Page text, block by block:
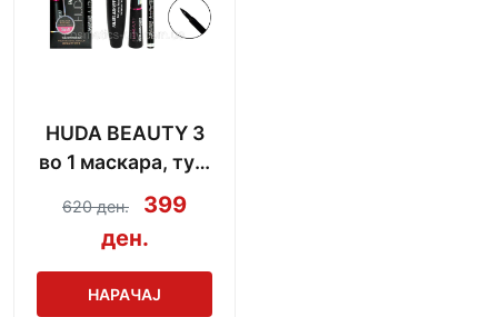
HUDA BEAUTY 3
во 1 маскара, туш
и моливче за веѓи
(водоотпорни)
620 ден.
399
ден.
НАРАЧАЈ